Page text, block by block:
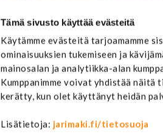
Tämä sivusto käyttää evästeitä
Käytämme evästeitä tarjoamamme
ominaisuuksien tukemiseen ja
mainosalan ja analytiikka-alan
Kumppanimme voivat yhdistää
kerätty, kun olet käyttänyt heidän
Lisätietoja: jarimaki.fi/tietosuoja